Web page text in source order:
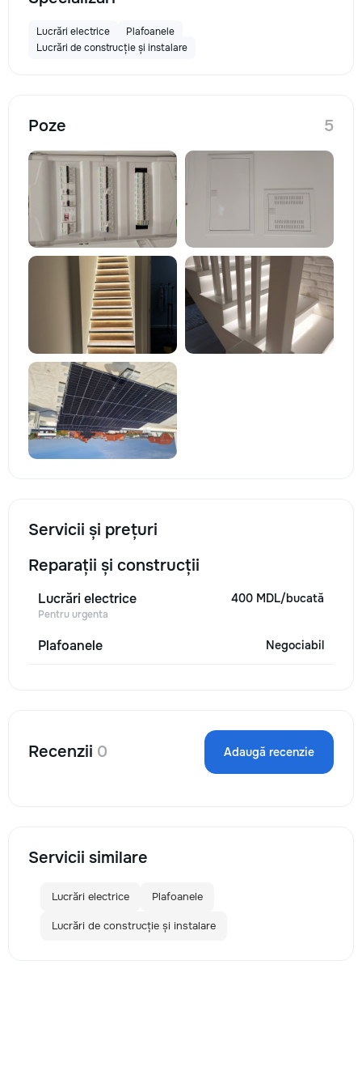
Lucrări electrice
Plafoanele
Lucrări de construcție și instalare
Poze 5
Servicii și prețuri
Reparații și construcții
Lucrări electrice
Pentru urgenta
400 MDL/bucată
Plafoanele Negociabil
Recenzii 0 Adaugă recenzie
Servicii similare
Lucrări electrice Plafoanele
Lucrări de construcție și instalare